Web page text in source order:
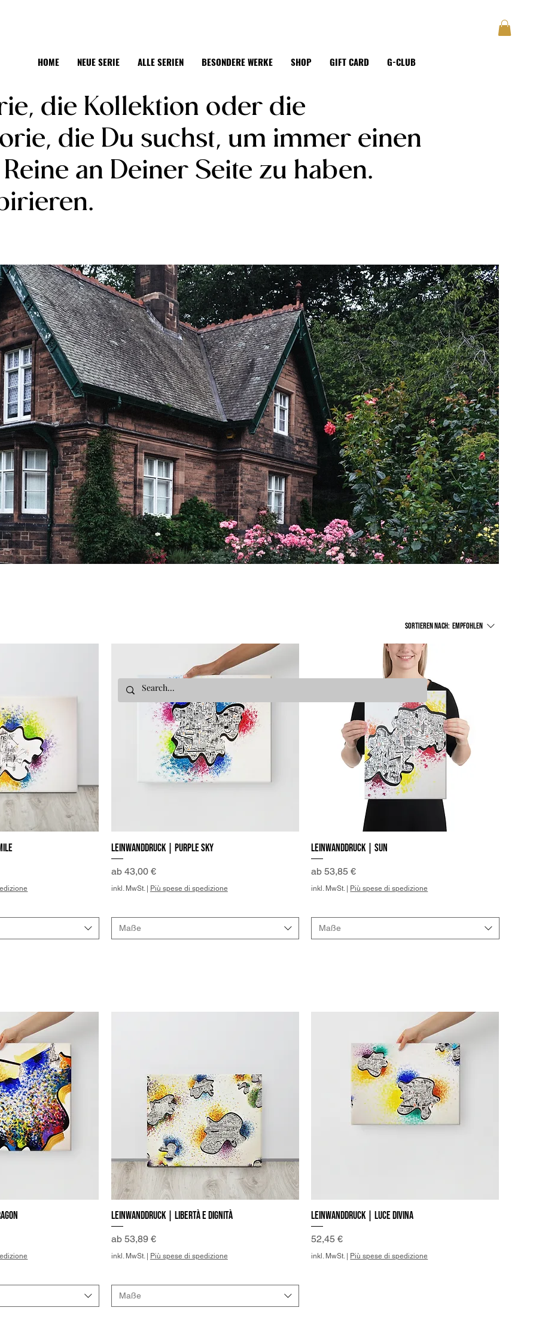
HOME NEUE SERIE ALLE SERIEN BESONDERE WERKE SHOP GIFT CARD G-CLUB
die Kollektion oder die
die Du suchst, um immer einen
an Deiner Seite zu haben.
Sortieren nach: Empfohlen
Schnellansicht
Leinwanddruck | Purple Sky
ab 43,00 €
Sale-Preis
inkl. MwSt. | Più spese di spedizione
Maße
Schnellansicht
Leinwanddruck | Sun
ab53,85 €
Sale-Preis
inkl. MwSt. | Più spese di spedizione
Maße
Schnellansicht
Leinwanddruck | Libertà e Dignità
ab 53,89 €
Sale-Preis
inkl. MwSt.| Più spese di spedizione
Maße
Schnellansicht
Leinwanddruck | Luce Divina
Preis
52,45 €
inkl. MwSt.| Più spese di spedizione